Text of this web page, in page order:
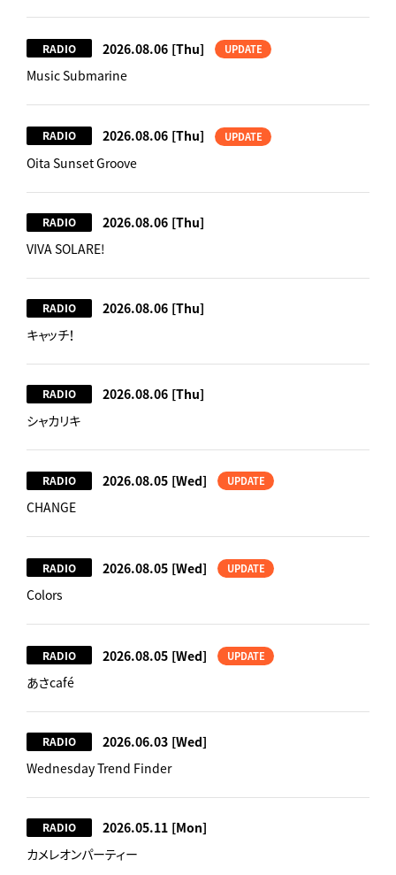
RADIO 2026.08.06 [Thu] UPDATE
Music Submarine
RADIO 2026.08.06 [Thu] UPDATE
Oita Sunset Groove
RADIO 2026.08.06 [Thu]
VIVA SOLARE!
RADIO 2026.08.06 [Thu]
キャッチ！
RADIO 2026.08.06 [Thu]
シャカリキ
RADIO 2026.08.05 [Wed] UPDATE
CHANGE
RADIO 2026.08.05 [Wed] UPDATE
Colors
RADIO 2026.08.05 [Wed] UPDATE
あさcafé
RADIO 2026.06.03 [Wed]
Wednesday Trend Finder
RADIO 2026.05.11 [Mon]
カメレオンパーティー